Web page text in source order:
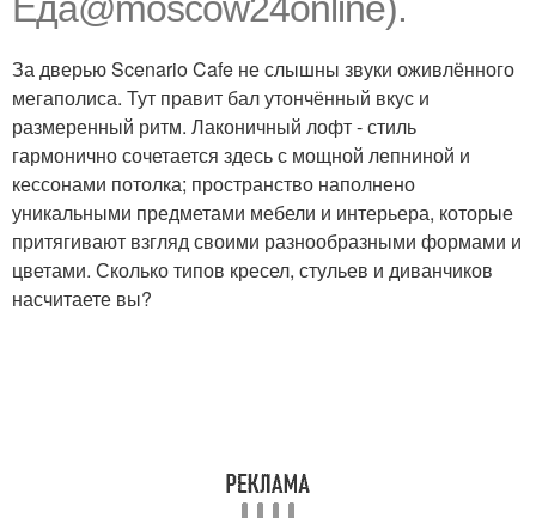
За дверью Scenario Cafe не слышны звуки оживлённого
мегаполиса. Тут правит бал утончённый вкус и
размеренный ритм. Лаконичный лофт - стиль
гармонично сочетается здесь с мощной лепниной и
кессонами потолка; пространство наполнено
уникальными предметами мебели и интерьера, которые
притягивают взгляд своими разнообразными формами и
цветами. Сколько типов кресел, стульев и диванчиков
насчитаете вы?